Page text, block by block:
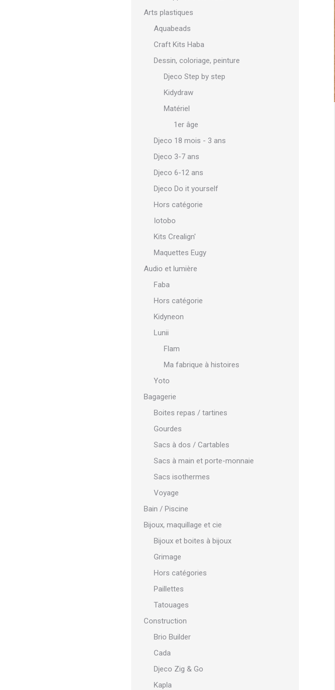
Arts plastiques
Aquabeads
Craft Kits Haba
Dessin, coloriage, peinture
Djeco Step by step
Kidydraw
Matériel
1er âge
Djeco 18 mois - 3 ans
Djeco 3-7 ans
Djeco 6-12 ans
Djeco Do it yourself
Hors catégorie
Iotobo
Kits Crealign'
Maquettes Eugy
Audio et lumière
Faba
Hors catégorie
Kidyneon
Lunii
Flam
Ma fabrique à histoires
Yoto
Bagagerie
Boites repas / tartines
Gourdes
Sacs à dos / Cartables
Sacs à main et porte-monnaie
Sacs isothermes
Voyage
Bain / Piscine
Bijoux, maquillage et cie
Bijoux et boites à bijoux
Grimage
Hors catégories
Paillettes
Tatouages
Construction
Brio Builder
Cada
Djeco Zig & Go
Kapla